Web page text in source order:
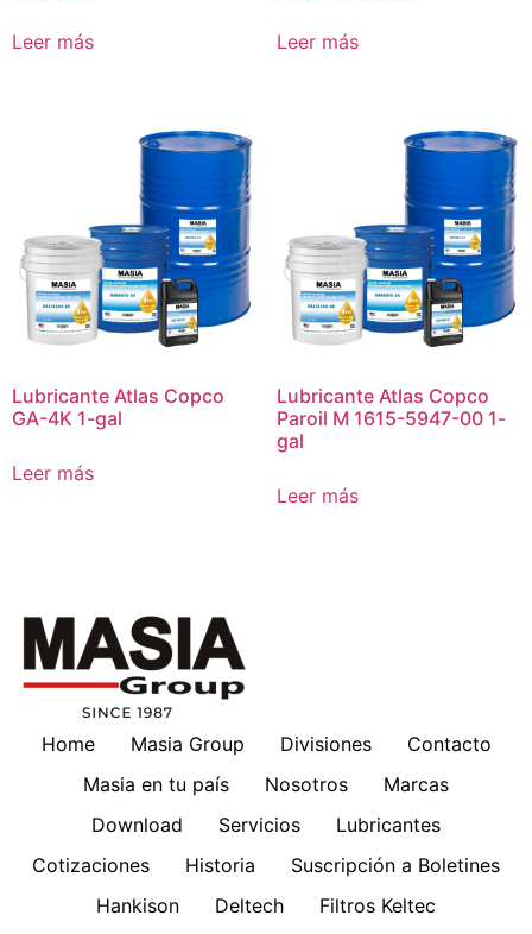
Leer más Leer más
Lubricante Atlas Copco
GA-4K 1-gal
Leer más
Lubricante Atlas Copco
Paroil M 1615-5947-00 1-
gal
Leer más
Home Masia Group Divisiones
Contacto
Masia en tu país
Nosotros
Marcas
Download
Servicios
Lubricantes
Cotizaciones
Historia
Suscripción a Boletines
Hankison
Deltech
Filtros Keltec